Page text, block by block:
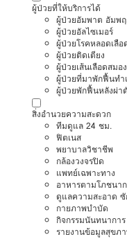
ผู้ป่วยที่ให้บริการได้
ผู้ป่วยอัมพาต อัมพ
ผู้ป่วยอัลไซเมอร์
ผู้ป่วยโรคหลอดเลือ
ผู้ป่วยติดเตียง
ผู้ป่วยเส้นเลือดสมอ
ผู้ป่วยที่มาพักฟื้นท
ผู้ป่วยพักฟื้นหลังผ่า
สิ่งอำนวยความสะดวก
ทีมดูแล 24 ชม.
ฟิตเนส
พยาบาลวิชาชีพ
กล้องวงจรปิด
แพทย์เฉพาะทาง
อาหารตามโภชนา
ดูแลความสะอาด ซั
กายภาพบำบัด
กิจกรรมนันทนาการ
รายงานข้อมูลสุขภ